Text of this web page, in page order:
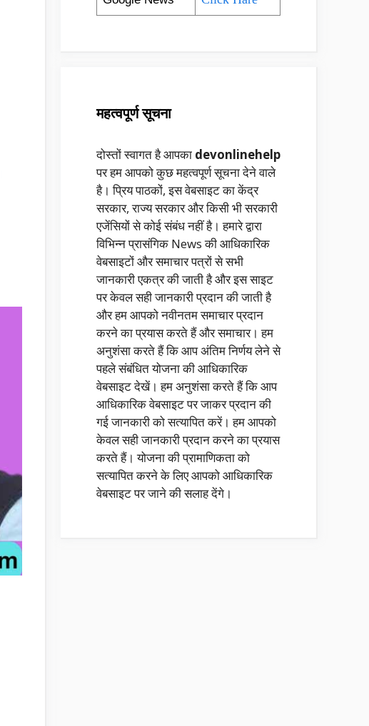
महत्वपूर्ण सूचना
दोस्तों स्वागत है आपका devonlinehelp
पर हम आपको कुछ महत्वपूर्ण सूचना देने वाले
है। प्रिय पाठकों, इस वेबसाइट का केंद्र
सरकार, राज्य सरकार और किसी भी सरकारी
एजेंसियों से कोई संबंध नहीं है। हमारे द्वारा
विभिन्न प्रासंगिक News की आधिकारिक
वेबसाइटों और समाचार पत्रों से सभी
जानकारी एकत्र की जाती है और इस साइट
पर केवल सही जानकारी प्रदान की जाती है
और हम आपको नवीनतम समाचार प्रदान
करने का प्रयास करते हैं और समाचार। हम
अनुशंसा करते हैं कि आप अंतिम निर्णय लेने से
पहले संबंधित योजना की आधिकारिक
वेबसाइट देखें। हम अनुशंसा करते हैं कि आप
आधिकारिक वेबसाइट पर जाकर प्रदान की
गई जानकारी को सत्यापित करें। हम आपको
केवल सही जानकारी प्रदान करने का प्रयास
करते हैं। योजना की प्रामाणिकता को
सत्यापित करने के लिए आपको आधिकारिक
वेबसाइट पर जाने की सलाह देंगे।